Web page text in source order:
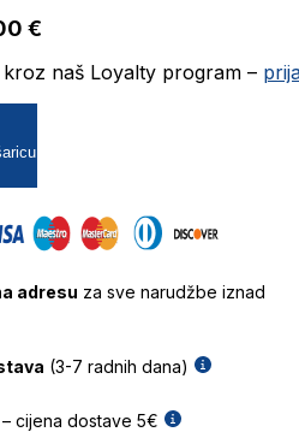
€
naš Loyalty program –
adresu za sve narudžbe iznad
(3-7 radnih dana)
– cijena dostave 5€